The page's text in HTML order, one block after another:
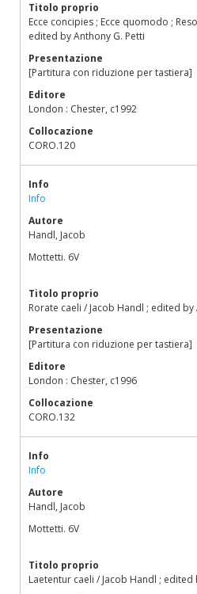
Titolo proprio
Ecce concipies ; Ecce quomodo ;
edited by Anthony G. Petti
Presentazione
[Partitura con riduzione per tastiera]
Editore
London : Chester, c1992
Collocazione
CORO.120
Info
Info
Autore
Handl, Jacob
Mottetti. 6V
Titolo proprio
Rorate caeli / Jacob Handl ; edited by
Presentazione
[Partitura con riduzione per tastiera]
Editore
London : Chester, c1996
Collocazione
CORO.132
Info
Info
Autore
Handl, Jacob
Mottetti. 6V
Titolo proprio
Laetentur caeli / Jacob Handl ; edited